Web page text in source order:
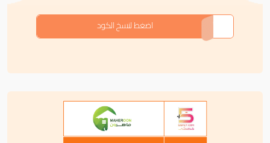
IV7PE
اضغط لنسخ الكود